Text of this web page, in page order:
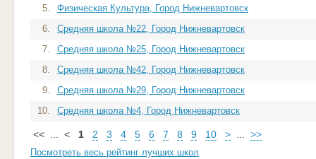
5.
Физическая Культура, Город Нижневартовск
6.
Средняя школа №22, Город Нижневартовск
7.
Средняя школа №25, Город Нижневартовск
8.
Средняя школа №42, Город Нижневартовск
9.
Средняя школа №29, Город Нижневартовск
10.
Средняя школа №4, Город Нижневартовск
<< < 1 2 3 4 5 6 7 8 9 10 > >>
Посмотреть весь рейтинг лучших школ